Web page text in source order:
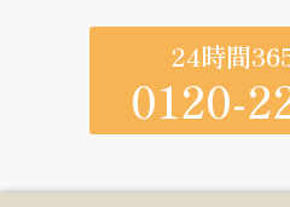
24時間
0120-